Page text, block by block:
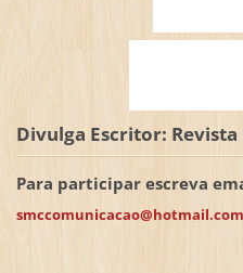
Divulga Escritor:
Para participar escreva
smccomunicacao@hotmail.com